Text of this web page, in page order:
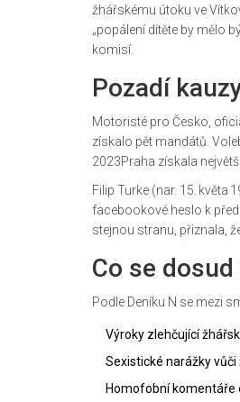
žhářskému útoku ve
„popálení dítěte by mělo
komisí.
Pozadí
Motoristé pro Česko,
získalo pět mandátů.
2023Praha získala
Filip Turke (nar. 15. květa
facebookové heslo k
stejnou stranu, přiznala,
Co se
Podle Deníku N se mezi
Výroky zlehčující
Sexistické narážky
Homofobní komentáře